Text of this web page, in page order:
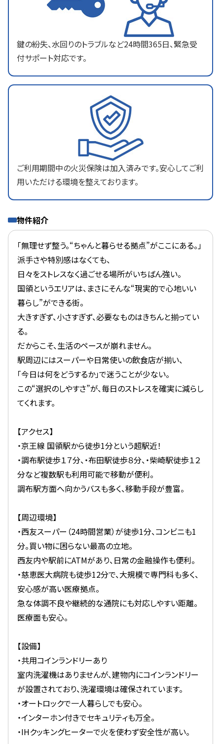
鍵の紛失、水回りのトラブルなど24時間365日、緊急受
付サポート対応です。
ご利用期間中の火災保険は加入済みです。安心してご利
用いただける環境を整えております。
物件紹介
「無理せず整う。“ちゃんと暮らせる拠点”がここにある。」
派手さや特別感はなくても、
日々をストレスなく過ごせる場所がいちばん強い。
国領というエリアは、まさにそんな“現実的で心地いい
暮らし”ができる街。
大きすぎず、小さすぎず、必要なものはきちんと揃ってい
る。
だからこそ、生活のペースが崩れません。
駅周辺にはスーパーや日常使いの飲食店が揃い、
「今日は何をどうするか」で迷うことが少ない。
この“選択のしやすさ”が、毎日のストレスを確実に減らし
てくれます。
【アクセス】
・京王線 国領駅から徒歩1分という超駅近！
・調布駅徒歩１７分、・布田駅徒歩８分、・柴崎駅徒歩１２
分など複数駅も利用可能で移動が便利。
調布駅方面へ向かうバスも多く、移動手段が豊富。
【周辺環境】
・西友スーパー（24時間営業）が徒歩1分、コンビニも1
分。買い物に困らない最高の立地。
西友内や駅前にATMがあり、日常の金融操作も便利。
・慈恵医大病院も徒歩12分で、大規模で専門科も多く、
安心感が高い医療拠点。
急な体調不良や継続的な通院にも対応しやすい距離。
医療面も安心。
【設備】
・共用コインランドリーあり
室内洗濯機はありませんが、建物内にコインランドリー
が設置されており、洗濯環境は確保されています。
・オートロックで一人暮らしでも安心。
・インターホン付きでセキュリティも万全。
・IHクッキングヒーターで火を使わず安全性が高い。